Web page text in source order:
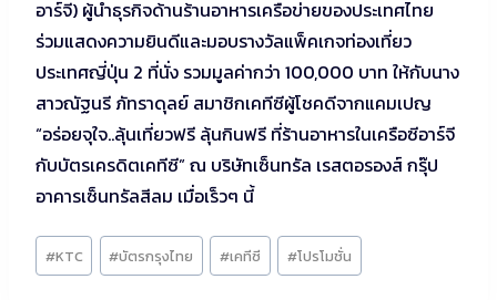
อาร์จี) ผู้นำธุรกิจด้านร้านอาหารเครือข่ายของประเทศไทย
ร่วมแสดงความยินดีและมอบรางวัลแพ็คเกจท่องเที่ยว
ประเทศญี่ปุ่น 2 ที่นั่ง รวมมูลค่ากว่า 100,000 บาท ให้กับนาง
สาวณัฐนรี ภัทราดุลย์ สมาชิกเคทีซีผู้โชคดีจากแคมเปญ
“อร่อยจุใจ..ลุ้นเที่ยวฟรี ลุ้นกินฟรี ที่ร้านอาหารในเครือซีอาร์จี
กับบัตรเครดิตเคทีซี” ณ บริษัทเซ็นทรัล เรสตอรองส์ กรุ๊ป
อาคารเซ็นทรัลสีลม เมื่อเร็วๆ นี้
Post
Tags:
#KTC #บัตรกรุงไทย #เคทีซี #โปรโมชั่น